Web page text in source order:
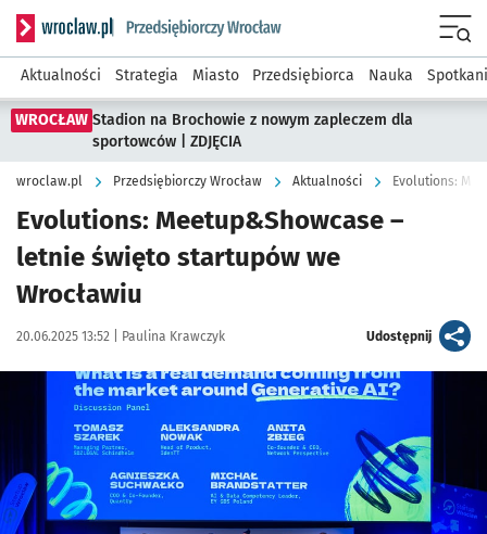
Serwis informacyjny wroclaw.pl podserwis: Strategia
Aktualności Strategia Miasto Przedsiębiorca Nauka
WROCŁAW Stadion na Brochowie z nowym zapleczem dla
sportowców | ZDJĘCIA
wroclaw.pl Przedsiębiorczy Wrocław Aktualności Evolutions:
Evolutions: Meetup&Showcase –
letnie święto startupów we
Wrocławiu
Data publikacji:
20.06.2025 13:52 | Autor:
Paulina Krawczyk Udostępnijartykuł
Kliknij, aby powiększyć